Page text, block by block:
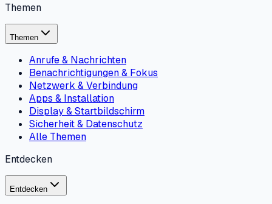
Themen
Themen
Anrufe & Nachrichten
Benachrichtigungen & Fokus
Netzwerk & Verbindung
Apps & Installation
Display & Startbildschirm
Sicherheit & Datenschutz
Alle Themen
Entdecken
Entdecken